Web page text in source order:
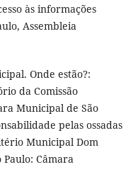
às informações
Assembleia
Onde estão?:
da Comissão
Municipal de São
pelas ossadas
Municipal Dom
Paulo: Câmara